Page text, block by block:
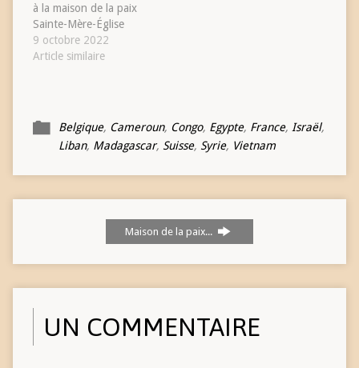
à la maison de la paix
Sainte-Mère-Église
(Manche) Une nouvelle
équipe de sœurs, venues
septembre 2022 à la
Maison de la paix de .
Les sœurs Marie-
composent la nouvelle
9 octobre 2022
Article similaire
Belgique, Cameroun, Congo, Egypte, France, Israël,
Liban, Madagascar, Suisse, Syrie, Vietnam
Maison de la paix...
UN COMMENTAIRE